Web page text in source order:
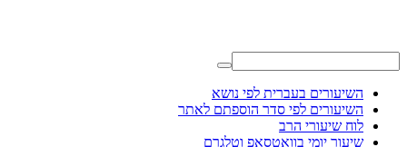
השיעורים בעברית לפי נושא
השיעורים לפי סדר הוספתם לאתר
לוח שיעורי הרב
שיעור יומי בוואטסאפ וטלגרם